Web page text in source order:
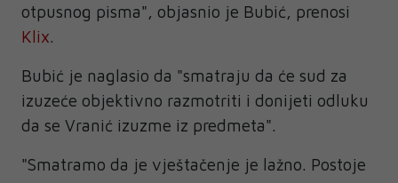
otpusnog pisma", objasnio je Bubić, prenosi
Klix.
Bubić je naglasio da "smatraju da će sud za
izuzeće objektivno razmotriti i donijeti odluku
da se Vranić izuzme iz predmeta".
"Smatramo da je vještačenje je lažno. Postoje